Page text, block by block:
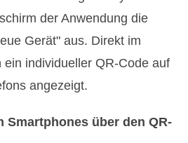
der Anwendung die
Gerät" aus. Direkt im
individueller QR-Code auf
angezeigt.
Smartphones über den QR-